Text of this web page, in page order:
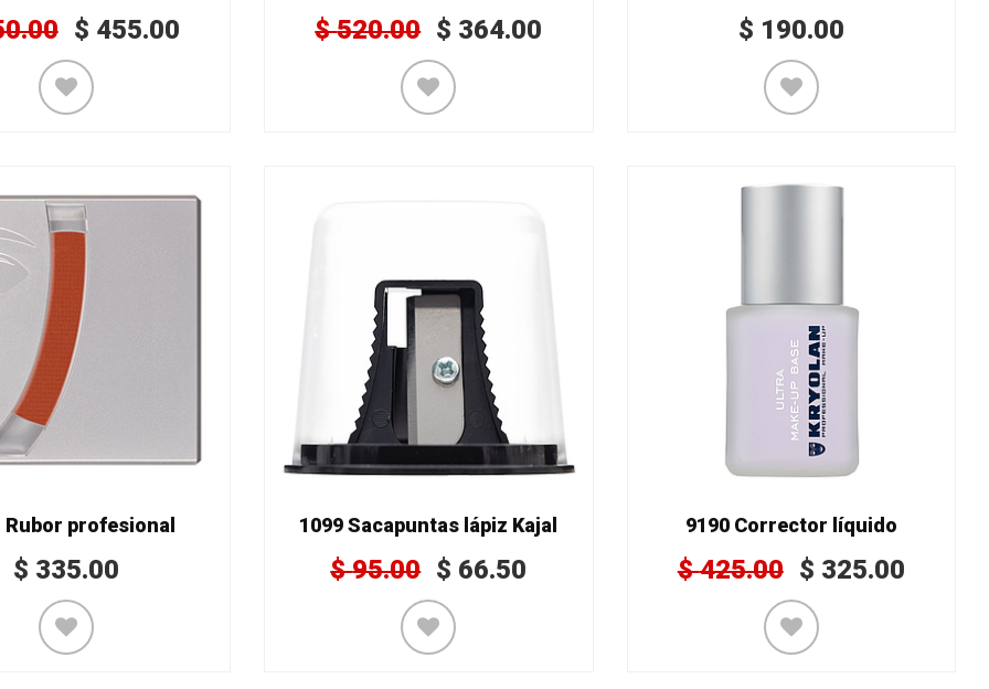
$ 455.00 $520.00 $ 364.00 $ 190.00
Rubor profesional
$ 335.00
1099 Sacapuntas lápiz Kajal
$95.00 $ 66.50
9190 Corrector líquido
$425.00 $ 325.00